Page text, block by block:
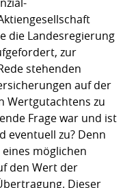
die Landesregierung
zur
stehenden
auf der
Wertgutachtens zu
Frage war und ist
eventuell zu? Denn
möglichen
den Wert der
Dieser